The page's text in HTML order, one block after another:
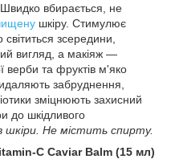
Швидко вбирається, не
шкіру. Стимулює
зсередини,
вигляд, а макіяж —
верби та фруктів м'яко
забруднення,
зміцнюють захисний
до шкідливого
шкіри. Не містить спирту.
C Caviar Balm (15 мл)